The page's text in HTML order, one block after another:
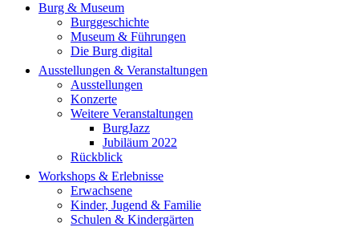
Burg & Museum
Burggeschichte
Museum & Führungen
Die Burg digital
Ausstellungen & Veranstaltungen
Ausstellungen
Konzerte
Weitere Veranstaltungen
BurgJazz
Jubiläum 2022
Rückblick
Workshops & Erlebnisse
Erwachsene
Kinder, Jugend & Familie
Schulen & Kindergärten